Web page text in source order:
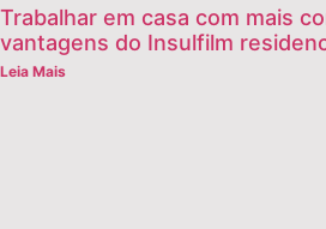
Trabalhar em casa com mais
vantagens do Insulfilm
Leia Mais